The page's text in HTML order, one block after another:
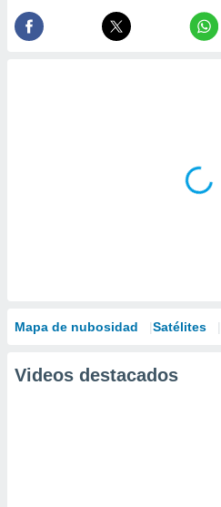
Mapa de nubosidad Satélites
Videos destacados